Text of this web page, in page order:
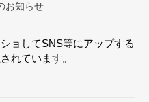
お知らせ
ョしてSNS等にアップする
れています。